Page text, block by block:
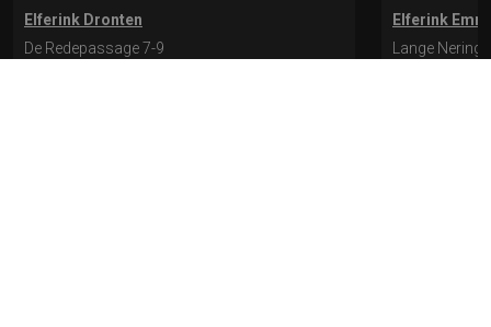
Elferink Dronten
De Redepassage 7-9
Elferink
Lange Nering